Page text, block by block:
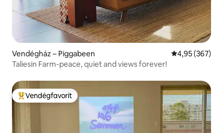
Vendégház – Piggabeen Átlagos
4,95 (367)
Taliesin Farm-peace, quiet and views forever!
Kiemelt vendégfavorit
Vendégfavorit